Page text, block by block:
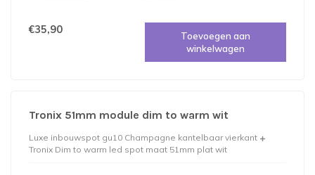
€35,90
Toevoegen aan
winkelwagen
Tronix 51mm module dim to warm wit
Luxe inbouwspot gu10 Champagne kantelbaar vierkant
Tronix Dim to warm led spot maat 51mm plat wit